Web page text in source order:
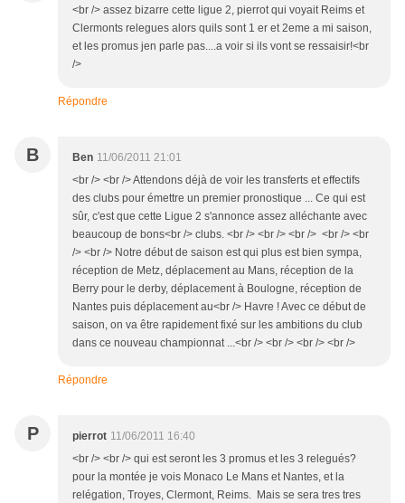
<br /> assez bizarre cette ligue 2, pierrot qui voyait Reims et
Clermonts relegues alors quils sont 1 er et 2eme a mi saison,
et les promus jen parle pas....a voir si ils vont se ressaisir!<br
/>
Répondre
B Ben 11/06/2011 21:01
<br /> <br /> Attendons déjà de voir les transferts et effectifs
des clubs pour émettre un premier pronostique ... Ce qui est
sûr, c'est que cette Ligue 2 s'annonce assez alléchante avec
beaucoup de bons<br /> clubs. <br /> <br /> <br /> <br /> <br
/> <br /> Notre début de saison est qui plus est bien sympa,
réception de Metz, déplacement au Mans, réception de la
Berry pour le derby, déplacement à Boulogne, réception de
Nantes puis déplacement au<br /> Havre ! Avec ce début de
saison, on va être rapidement fixé sur les ambitions du club
dans ce nouveau championnat ...<br /> <br /> <br /> <br />
Répondre
P pierrot 11/06/2011 16:40
<br /> <br /> qui est seront les 3 promus et les 3 relegués?
pour la montée je vois Monaco Le Mans et Nantes, et la
relégation, Troyes, Clermont, Reims. Mais se sera tres tres